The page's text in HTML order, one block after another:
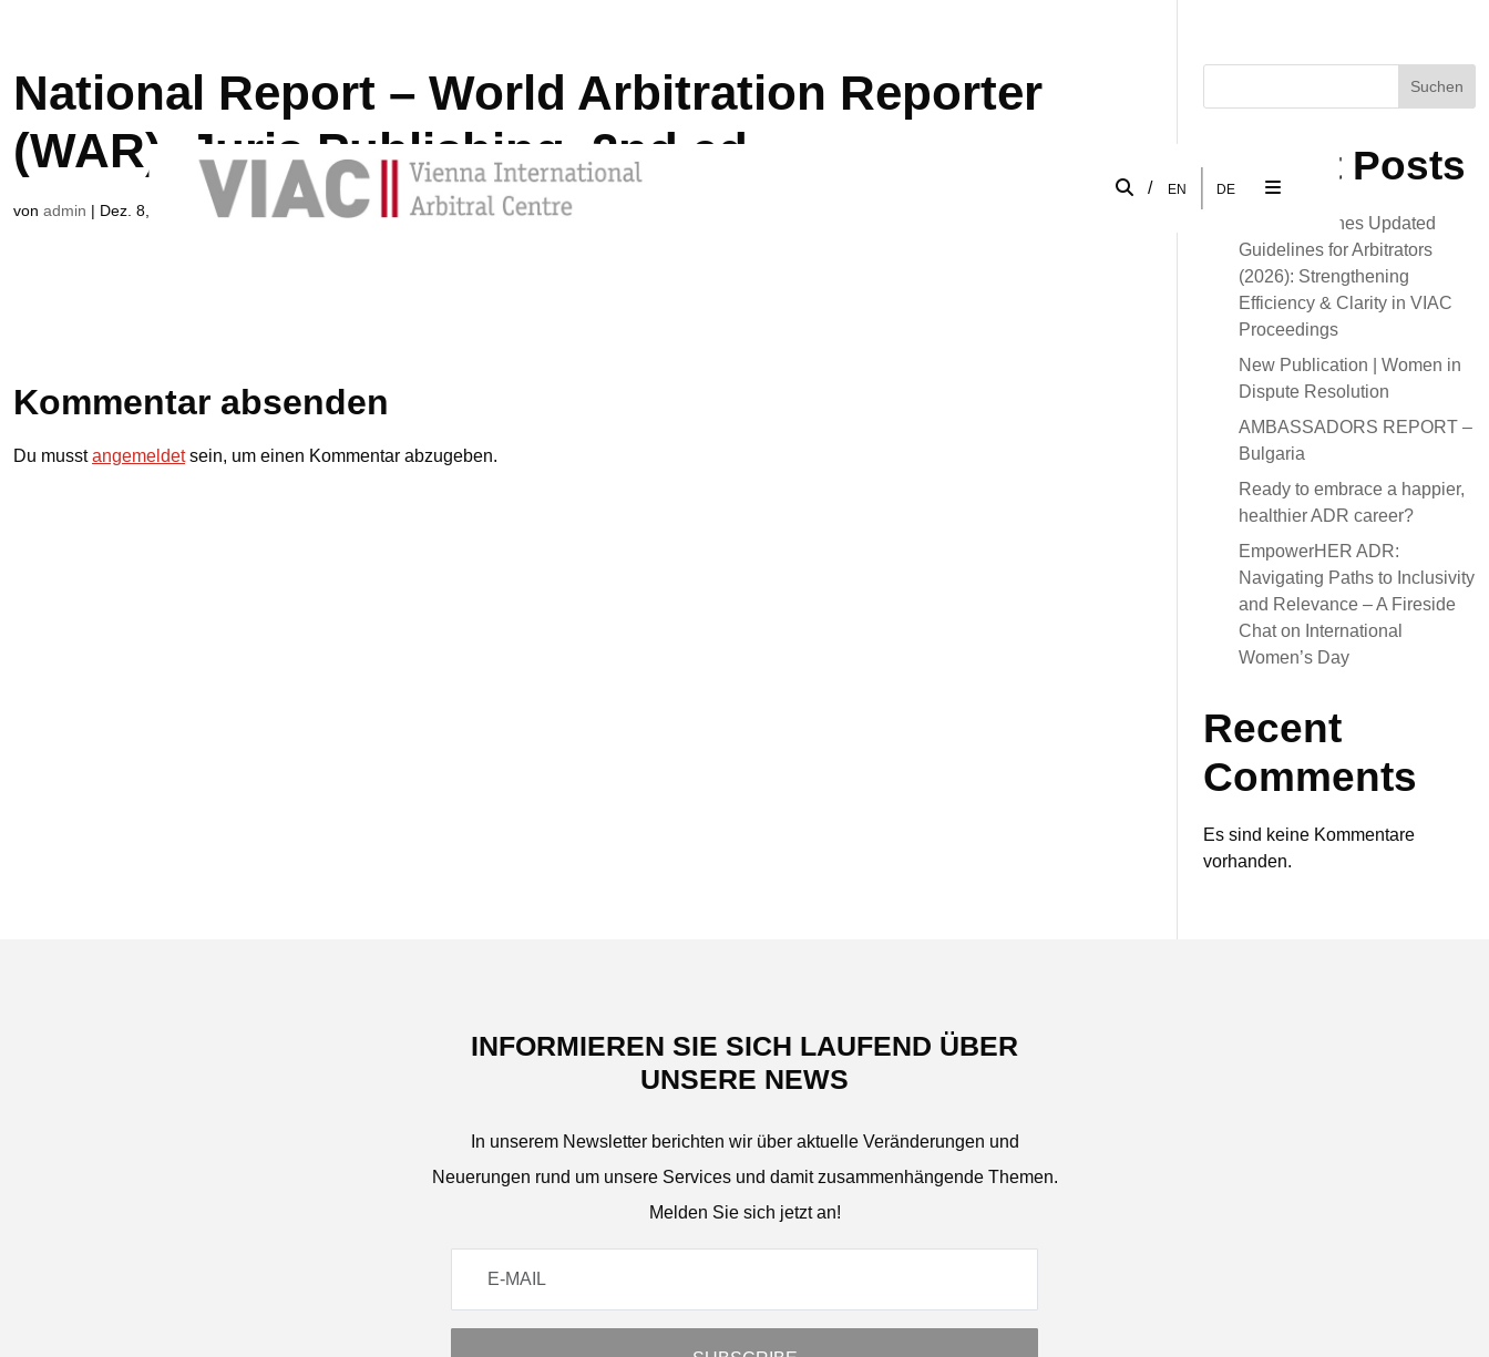
/ EN DE
National Report – World Arbitration Reporter
(WAR), Juris Publishing, 2nd ed.
von admin | Dez. 8, 2024 0 Kommentare
Kommentar absenden
Du musstangemeldetsein, um einen Kommentar abzugeben.
Suchen
Recent Posts
VIAC Publishes Updated
Guidelines for Arbitrators
(2026): Strengthening
Efficiency & Clarity in VIAC
Proceedings
New Publication | Women in
Dispute Resolution
AMBASSADORS REPORT –
Bulgaria
Ready to embrace a happier,
healthier ADR career?
EmpowerHER ADR:
Navigating Paths to Inclusivity
and Relevance – A Fireside
Chat on International
Women’s Day
Recent
Comments
Es sind keine Kommentare
vorhanden.
INFORMIEREN SIE SICH LAUFEND ÜBER
UNSERE NEWS
In unserem Newsletter berichten wir über aktuelle Veränderungen und
Neuerungen rund um unsere Services und damit zusammenhängende Themen.
Melden Sie sich jetzt an!